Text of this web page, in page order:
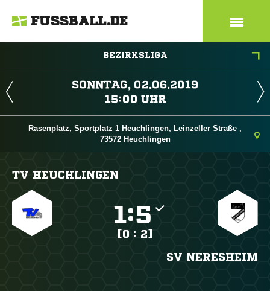
FUSSBALL.DE
BEZIRKSLIGA
 
 
Rasenplatz, Sportplatz 1 Heuchlingen, Leinzeller Straße ,
73572 Heuchlingen
TV HEUCHLINGEN
:
[0 : 2]
SV NERESHEIM